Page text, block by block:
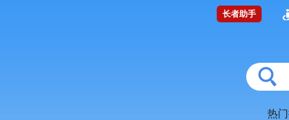
长者助手
热门